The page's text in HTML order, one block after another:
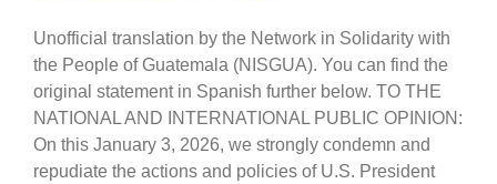
Unofficial translation by the Network in Solidarity with
the People of Guatemala (NISGUA). You can find the
original statement in Spanish further below. TO THE
NATIONAL AND INTERNATIONAL PUBLIC OPINION:
On this January 3, 2026, we strongly condemn and
repudiate the actions and policies of U.S. President